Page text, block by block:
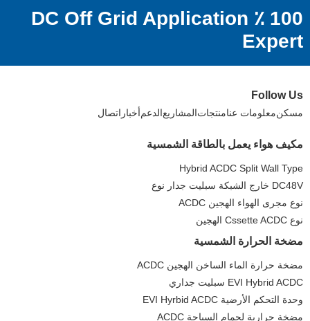
100 ٪ DC Off Grid Application
Expert
Follow Us
مسكنمعلومات عنامنتجاتالمشاريعالدعمأخبار اتصال
مكيف هواء يعمل بالطاقة الشمسية
Hybrid ACDC Split Wall Type
DC48V خارج الشبكة سبليت جدار نوع
نوع مجرى الهواء الهجين ACDC
نوع Cssette ACDC الهجين
مضخة الحرارة الشمسية
مضخة حرارة الماء الساخن الهجين ACDC
EVI Hybrid ACDC سبليت جداري
وحدة التحكم الأرضية EVI Hyrbid ACDC
مضخة حرارية لحمام السباحة ACDC